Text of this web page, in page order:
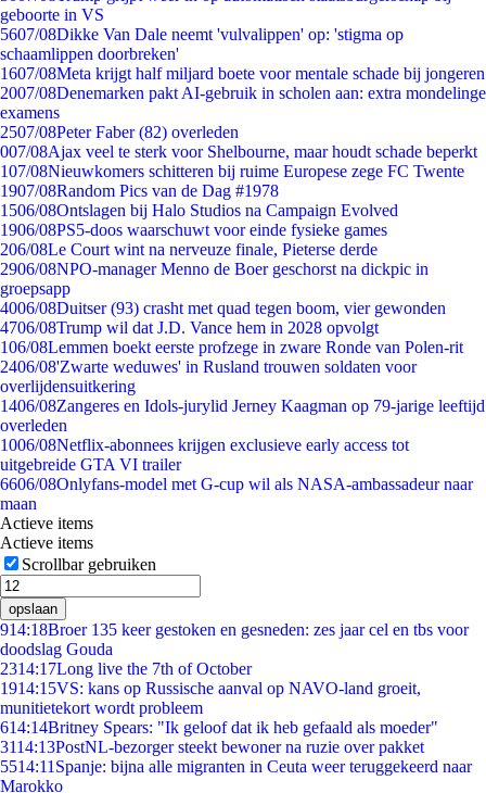
geboorte in VS
5607/08Dikke Van Dale neemt 'vulvalippen' op: 'stigma op
schaamlippen doorbreken'
1607/08Meta krijgt half miljard boete voor mentale schade bij jongeren
2007/08Denemarken pakt AI-gebruik in scholen aan: extra mondelinge
examens
2507/08Peter Faber (82) overleden
007/08Ajax veel te sterk voor Shelbourne, maar houdt schade beperkt
107/08Nieuwkomers schitteren bij ruime Europese zege FC Twente
1907/08Random Pics van de Dag #1978
1506/08Ontslagen bij Halo Studios na Campaign Evolved
1906/08PS5-doos waarschuwt voor einde fysieke games
206/08Le Court wint na nerveuze finale, Pieterse derde
2906/08NPO-manager Menno de Boer geschorst na dickpic in
groepsapp
4006/08Duitser (93) crasht met quad tegen boom, vier gewonden
4706/08Trump wil dat J.D. Vance hem in 2028 opvolgt
106/08Lemmen boekt eerste profzege in zware Ronde van Polen-rit
2406/08'Zwarte weduwes' in Rusland trouwen soldaten voor
overlijdensuitkering
1406/08Zangeres en Idols-jurylid Jerney Kaagman op 79-jarige leeftijd
overleden
1006/08Netflix-abonnees krijgen exclusieve early access tot
uitgebreide GTA VI trailer
6606/08Onlyfans-model met G-cup wil als NASA-ambassadeur naar
maan
Actieve items
Actieve items
Scrollbar gebruiken
opslaan
914:18Broer 135 keer gestoken en gesneden: zes jaar cel en tbs voor
doodslag Gouda
2314:17Long live the 7th of October
1914:15VS: kans op Russische aanval op NAVO-land groeit,
munitietekort wordt probleem
614:14Britney Spears: "Ik geloof dat ik heb gefaald als moeder"
3114:13PostNL-bezorger steekt bewoner na ruzie over pakket
5514:11 Spanje: bijna alle migranten in Ceuta weer teruggekeerd naar
Marokko